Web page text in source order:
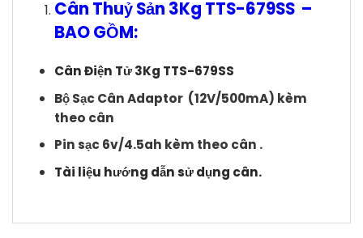
Cân Thuỷ Sản 3Kg TTS-679SS –
BAO GỒM:
Cân Điện Tử 3Kg TTS-679SS
Bộ Sạc Cân Adaptor (12V/500mA) kèm
theo cân
Pin sạc 6v/4.5ah kèm theo cân .
Tài liệu hướng dẫn sử dụng cân.